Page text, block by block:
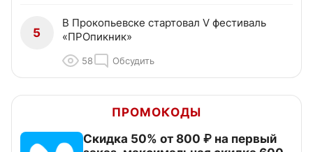
5
В Прокопьевске стартовал V фестиваль
«ПРОпикник»
58 Обсудить
ПРОМОКОДЫ
Скидка 50% от 800 ₽ на первый